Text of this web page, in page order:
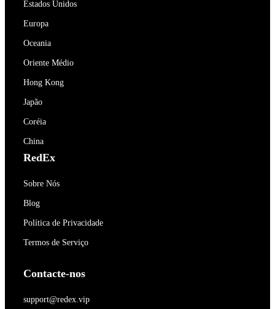
Estados Unidos
Europa
Oceania
Oriente Médio
Hong Kong
Japão
Coréia
China
RedEx
Sobre Nós
Blog
Política de Privacidade
Termos de Serviço
Contacte-nos
support@redex.vip